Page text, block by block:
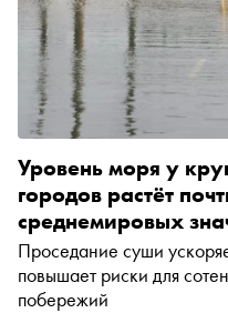
Уровень моря у
городов растёт
среднемировых
Проседание суши
повышает риски для
побережий